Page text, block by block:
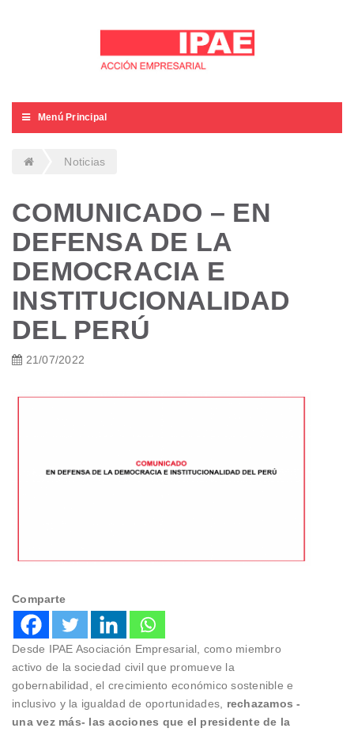
Menú Principal
Noticias
COMUNICADO – EN
DEFENSA DE LA
DEMOCRACIA E
INSTITUCIONALIDAD
DEL PERÚ
21/07/2022
Comparte
Desde IPAE Asociación Empresarial, como miembro
activo de la sociedad civil que promueve la
gobernabilidad, el crecimiento económico sostenible e
inclusivo y la igualdad de oportunidades, rechazamos -
una vez más- las acciones que el presidente de la